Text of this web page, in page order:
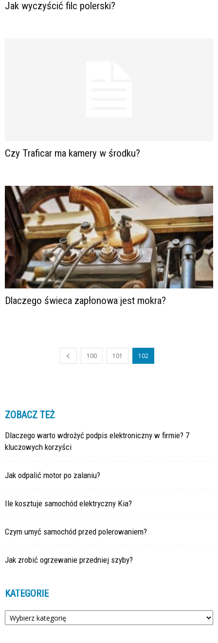
Jak wyczyścić filc polerski?
Czy Traficar ma kamery w środku?
Dlaczego świeca zapłonowa jest mokra?
100 101 102
ZOBACZ TEŻ
Dlaczego warto wdrożyć podpis elektroniczny w firmie? 7
kluczowych korzyści
Jak odpalić motor po zalaniu?
Ile kosztuje samochód elektryczny Kia?
Czym umyć samochód przed polerowaniem?
Jak zrobić ogrzewanie przedniej szyby?
KATEGORIE
Kategorie